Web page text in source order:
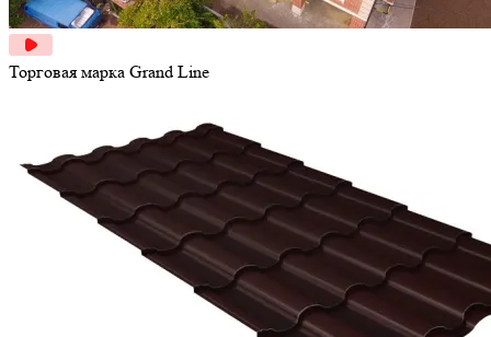
Торговая марка Grand Line